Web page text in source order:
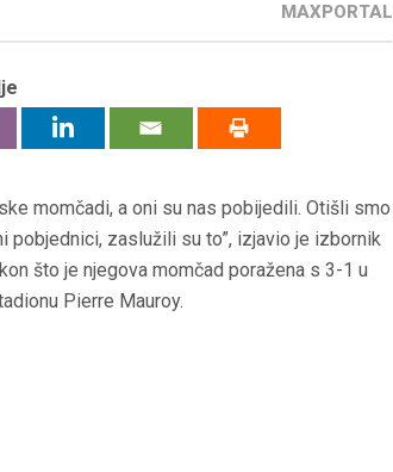
MAXPORTAL
momčadi, a oni su nas pobijedili. Otišli smo
zaslužili su to”, izjavio je izbornik
što je njegova momčad poražena s 3-1 u
Pierre Mauroy.